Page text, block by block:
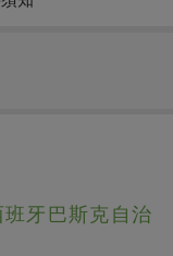
牙巴斯克自治